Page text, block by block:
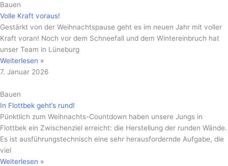
Bauen
Volle Kraft voraus!
Gestärkt von der Weihnachtspause geht es im neuen Jahr mit voller
Kraft voran! Noch vor dem Schneefall und dem Wintereinbruch hat
unser Team in Lüneburg
Weiterlesen »
7. Januar 2026
Bauen
In Flottbek geht’s rund!
Pünktlich zum Weihnachts-Countdown haben unsere Jungs in
Flottbek ein Zwischenziel erreicht: die Herstellung der runden Wände.
Es ist ausführungstechnisch eine sehr herausfordernde Aufgabe, die
viel
Weiterlesen »